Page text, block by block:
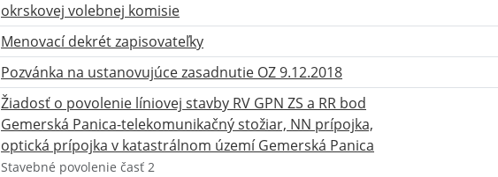
okrskovej volebnej komisie
Menovací dekrét zapisovateľky
Pozvánka na ustanovujúce zasadnutie OZ 9.12.2018
Žiadosť o povolenie líniovej stavby RV GPN ZS a RR bod
Gemerská Panica-telekomunikačný stožiar, NN prípojka,
optická prípojka v katastrálnom území Gemerská Panica
Stavebné povolenie časť 2